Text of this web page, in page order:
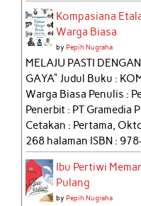
Kompasiana
Warga Biasa
byPepih Nugraha
MELAJU PASTI
GAYA" Judul Buku :
Warga Biasa Penulis :
Penerbit : PT Gramedia
Cetakan : Pertama,
268 halaman ISBN :
Ibu Pertiwi
Pulang
byPepih Nugraha